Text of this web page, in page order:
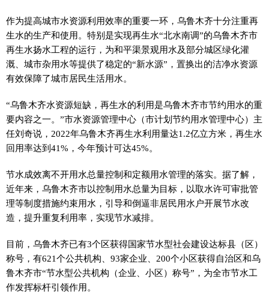
作为提高城市水资源利用效率的重要一环，乌鲁木齐十分注重再
生水的生产和使用。特别是实现再生水“北水南调”的乌鲁木齐市
再生水扬水工程的运行，为和平渠景观用水及部分城区绿化灌
溉、城市杂用水等提供了稳定的“新水源”，置换出的洁净水资源
有效保障了城市居民生活用水。
“乌鲁木齐水资源短缺，再生水的利用是乌鲁木齐市节约用水的重
要内容之一。”市水资源管理中心（市计划节约用水管理中心）主
任刘奇说，2022年乌鲁木齐再生水利用量达1.2亿立方米，再生水
回用率达到41%，今年预计可达45%。
节水成效离不开用水总量控制和定额用水管理的落实。据了解，
近年来，乌鲁木齐市以控制用水总量为目标，以取水许可审批管
理等制度措施约束用水，引导和倒逼非居民用水户开展节水改
造，提升重复利用率，实现节水减排。
目前，乌鲁木齐已有3个区获得国家节水型社会建设达标县（区）
称号，有621个公共机构、93家企业、200个小区获得自治区和乌
鲁木齐市“节水型公共机构（企业、小区）称号”，为全市节水工
作发挥标杆引领作用。